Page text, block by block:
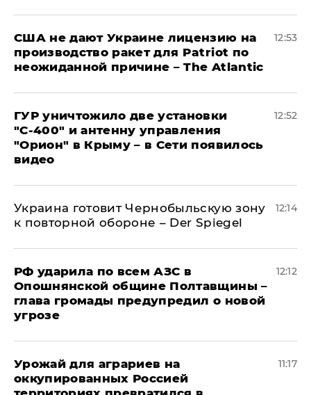
США не дают Украине лицензию на
производство ракет для Patriot по
неожиданной причине – The Atlantic
12:53
ГУР уничтожило две установки
"С‑400" и антенну управления
"Орион" в Крыму – в Сети появилось
видео
12:52
Украина готовит Чернобыльскую зону
к повторной обороне – Der Spiegel
12:14
РФ ударила по всем АЗС в
Опошнянской общине Полтавщины –
глава громады предупредил о новой
угрозе
12:12
Урожай для аграриев на
оккупированных Россией
11:17